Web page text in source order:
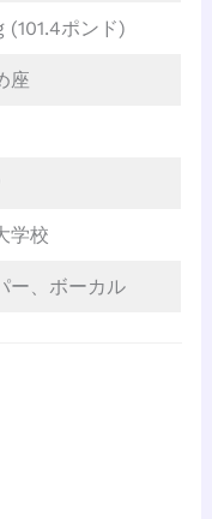
(101.4ポンド)
座
学校
ー、ボーカル